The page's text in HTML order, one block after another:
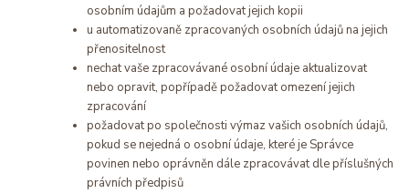
osobním údajům a požadovat jejich kopii
u automatizovaně zpracovaných osobních údajů na jejich
přenositelnost
nechat vaše zpracovávané osobní údaje aktualizovat
nebo opravit, popřípadě požadovat omezení jejich
zpracování
požadovat po společnosti výmaz vašich osobních údajů,
pokud se nejedná o osobní údaje, které je Správce
povinen nebo oprávněn dále zpracovávat dle příslušných
právních předpisů